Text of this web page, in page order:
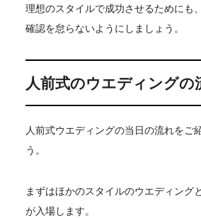
理想のスタイルで成功させるためにも
確認を怠らないようにしましょう。
人前式のウエディングの
人前式ウエディングの当日の流れをご
う。
まずはほかのスタイルのウエディング
が入場します。